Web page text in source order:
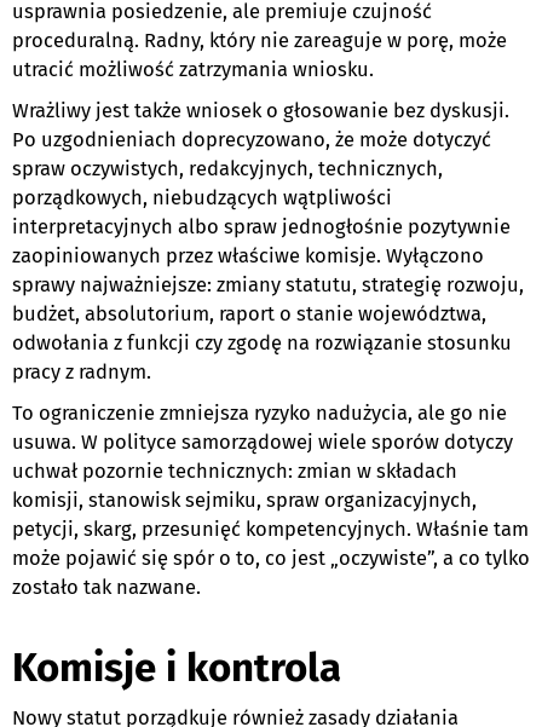
usprawnia posiedzenie, ale premiuje czujność
proceduralną. Radny, który nie zareaguje w porę, może
utracić możliwość zatrzymania wniosku.
Wrażliwy jest także wniosek o głosowanie bez dyskusji.
Po uzgodnieniach doprecyzowano, że może dotyczyć
spraw oczywistych, redakcyjnych, technicznych,
porządkowych, niebudzących wątpliwości
interpretacyjnych albo spraw jednogłośnie pozytywnie
zaopiniowanych przez właściwe komisje. Wyłączono
sprawy najważniejsze: zmiany statutu, strategię rozwoju,
budżet, absolutorium, raport o stanie województwa,
odwołania z funkcji czy zgodę na rozwiązanie stosunku
pracy z radnym.
To ograniczenie zmniejsza ryzyko nadużycia, ale go nie
usuwa. W polityce samorządowej wiele sporów dotyczy
uchwał pozornie technicznych: zmian w składach
komisji, stanowisk sejmiku, spraw organizacyjnych,
petycji, skarg, przesunięć kompetencyjnych. Właśnie tam
może pojawić się spór o to, co jest „oczywiste”, a co tylko
zostało tak nazwane.
Komisje i kontrola
Nowy statut porządkuje również zasady działania